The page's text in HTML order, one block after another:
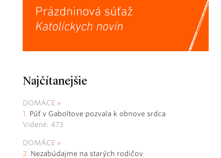
Najčítanejšie
DOMÁCE
Púť v Gaboltove pozvala k obnove srdca
Videné: 473
DOMÁCE
Nezabúdajme na starých rodičov